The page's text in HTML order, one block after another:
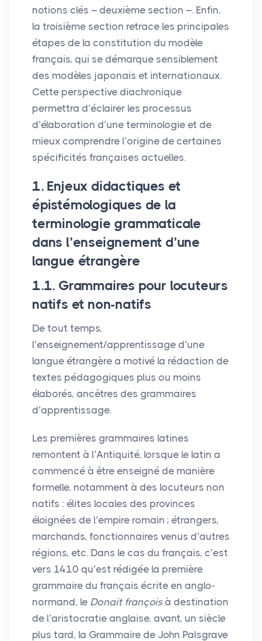
notions clés – deuxième section –. Enfin,
la troisième section retrace les principales
étapes de la constitution du modèle
français, qui se démarque sensiblement
des modèles japonais et internationaux.
Cette perspective diachronique
permettra d’éclairer les processus
d’élaboration d’une terminologie et de
mieux comprendre l’origine de certaines
spécificités françaises actuelles.
1. Enjeux didactiques et
épistémologiques de la
terminologie grammaticale
dans l’enseignement d’une
langue étrangère
1.1. Grammaires pour locuteurs
natifs et non-natifs
De tout temps,
l’enseignement/apprentissage d’une
langue étrangère a motivé la rédaction de
textes pédagogiques plus ou moins
élaborés, ancêtres des grammaires
d’apprentissage.
Les premières grammaires latines
remontent à l’Antiquité, lorsque le latin a
commencé à être enseigné de manière
formelle, notamment à des locuteurs non
natifs : élites locales des provinces
éloignées de l’empire romain ; étrangers,
marchands, fonctionnaires venus d’autres
régions, etc. Dans le cas du français, c’est
vers 1410 qu’est rédigée la première
grammaire du français écrite en anglo-
normand, le Donait françois à destination
de l’aristocratie anglaise, avant, un siècle
plus tard, la Grammaire de John Palsgrave